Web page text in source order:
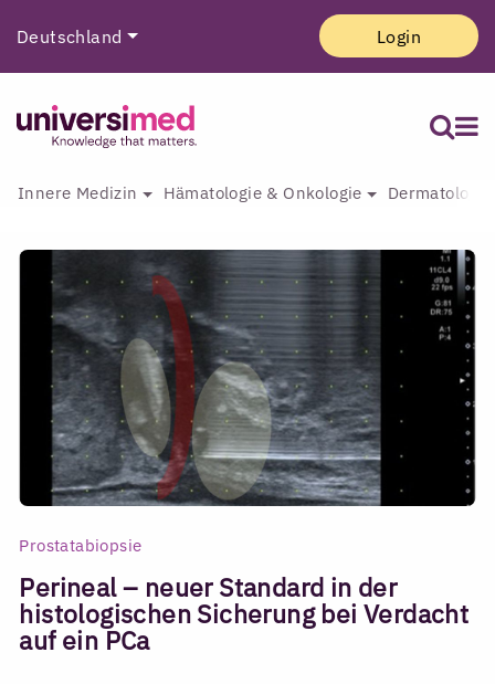
Deutschland Login
Innere Medizin Hämatologie & Onkologie
Prostatabiopsie
Perineal – neuer Standard in der
histologischen Sicherung bei Verdacht
auf ein PCa